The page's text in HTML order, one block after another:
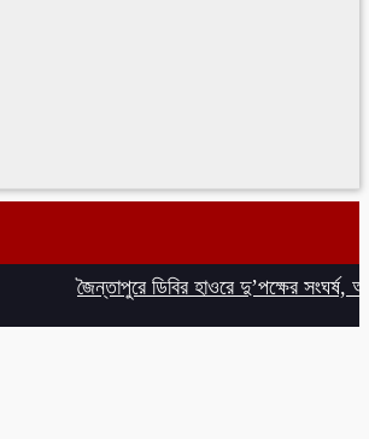
জৈন্তাপুরে ডিবির হাওরে দু’পক্ষের সংঘর্ষ, আহত ৮